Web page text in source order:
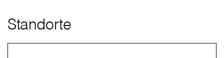
Standorte